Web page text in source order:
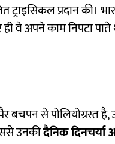
ट्राइसिकल प्रदान की।
वे अपने काम निपटा
बचपन से पोलियोग्रस्त है,
उनकीदैनिक